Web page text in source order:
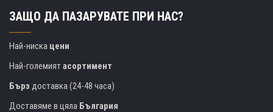
ЗАЩО ДА ПАЗАРУВАТЕ ПРИ НАС?
Най-ниска цени
Най-големиятасортимент
Бърз доставка (24-48 часа)
Доставяме в цяла България